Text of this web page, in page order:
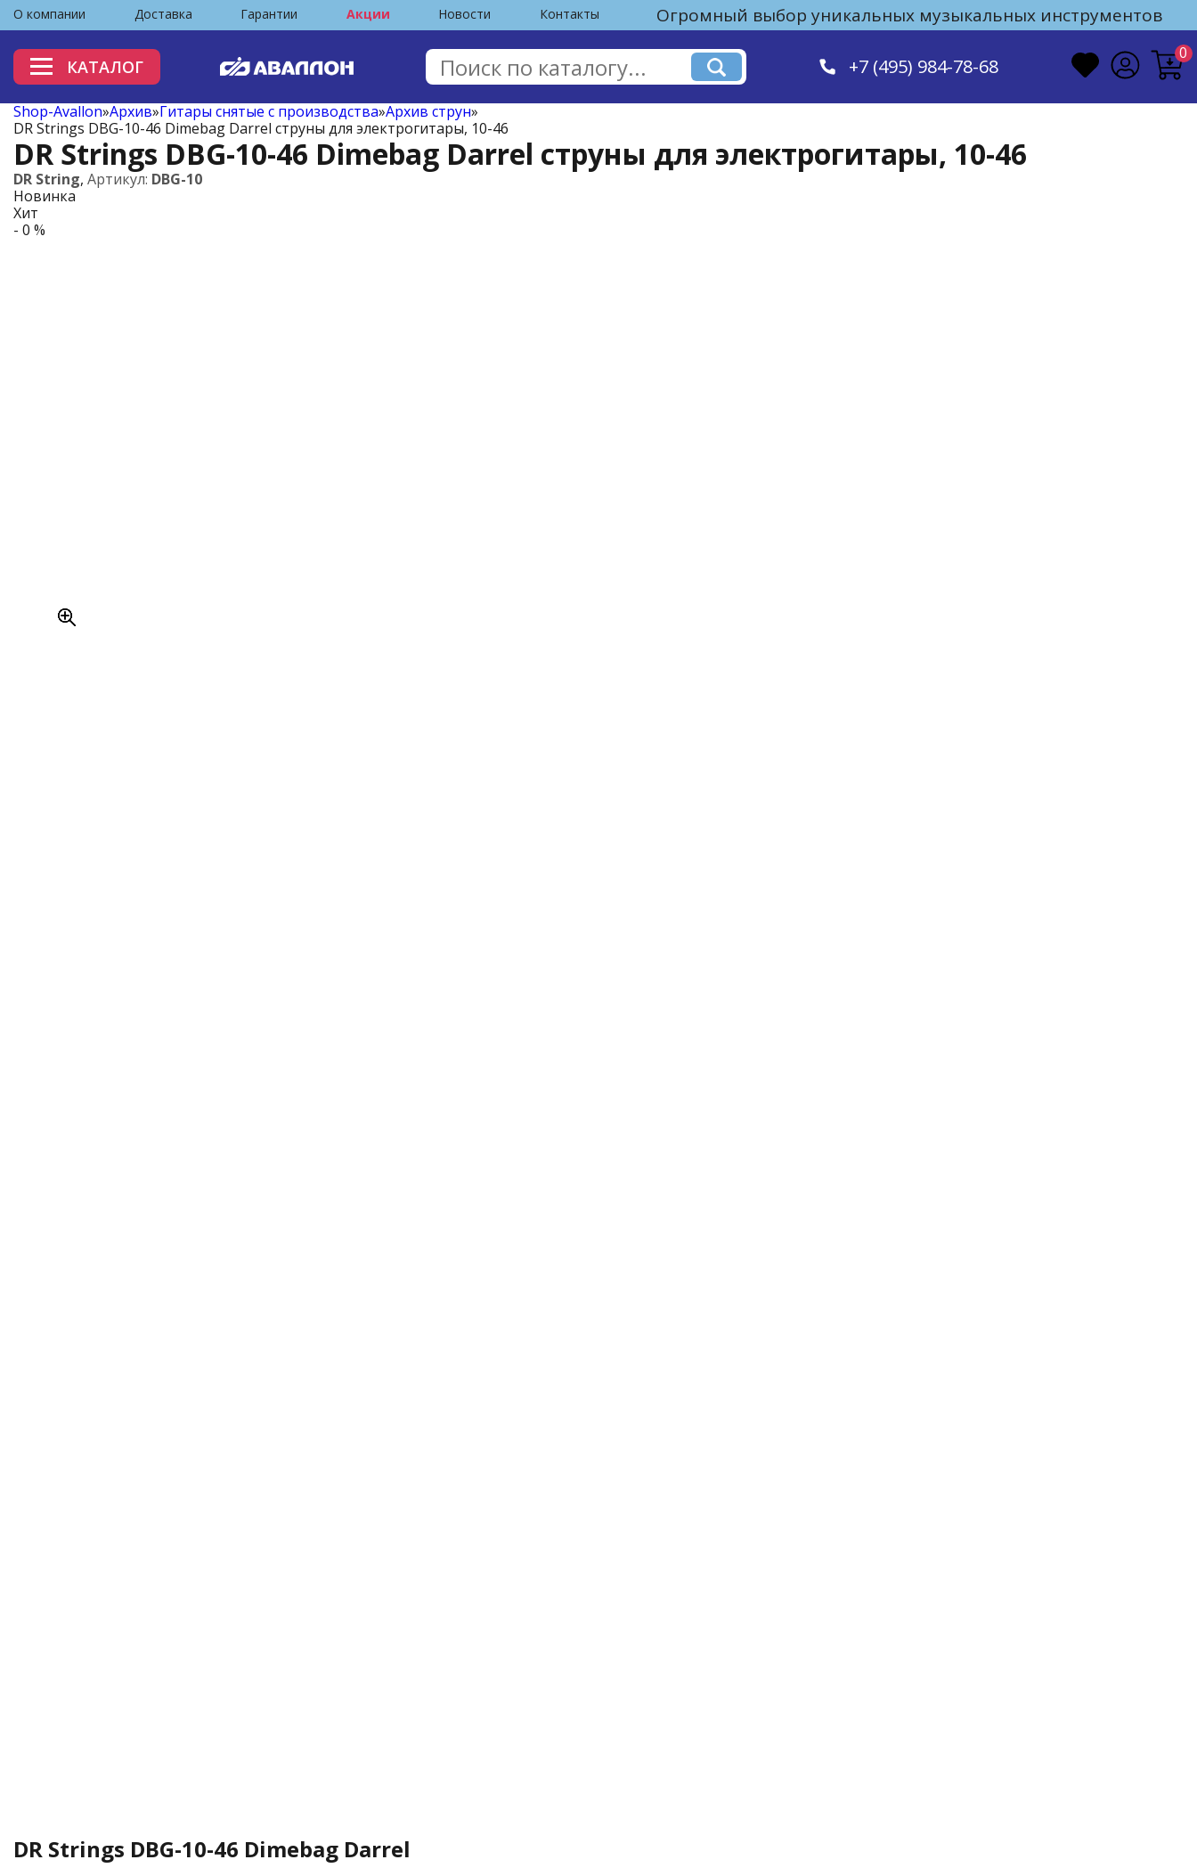
О компании Доставка Гарантии Акции Новости Контакты Огромный выбор уникальных музыкальных инструментов
КАТАЛОГ +7 (495) 984-78-68
0
Shop-Avallon»Архив»Гитары снятые с производства»Архив струн»
DR Strings DBG-10-46 Dimebag Darrel струны для электрогитары, 10-46
DR Strings DBG-10-46 Dimebag Darrel струны для электрогитары, 10-46
DR String, Артикул: DBG-10
Новинка
Хит
- 0 %
DR Strings DBG-10-46 Dimebag Darrel